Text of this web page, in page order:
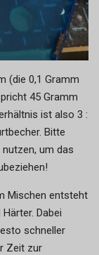
(die 0,1 Gramm
45 Gramm
ist also 3 :
Bitte
um das
Mischen entsteht
Dabei
schneller
Zeit zur